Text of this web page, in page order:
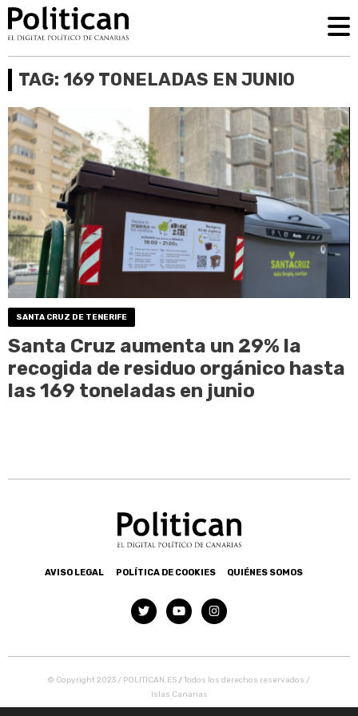
TAG: 169 TONELADAS EN JUNIO
SANTA CRUZ DE TENERIFE
Santa Cruz aumenta un 29% la
recogida de residuo orgánico hasta
las 169 toneladas en junio
AVISO LEGAL POLÍTICA DE COOKIES QUIÉNES SOMOS
© Copyright 2023 / POLITICAN.ES /Todos los derechos reservados /
Islas Canarias